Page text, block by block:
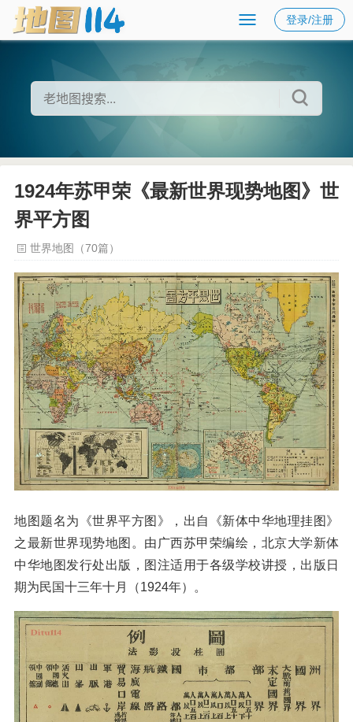
登录/注册
1924年苏甲荣《最新世界现势地图》世
界平方图
世界地图（70篇）
地图题名为《世界平方图》，出自《新体中华地理挂图》
之最新世界现势地图。由广西苏甲荣编绘，北京大学新体
中华地图发行处出版，图注适用于各级学校讲授，出版日
期为民国十三年十月（1924年）。